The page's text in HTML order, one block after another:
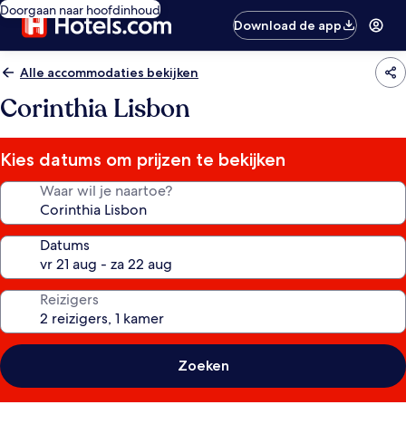
Doorgaan naar hoofdinhoud
Download de app
Alle accommodaties bekijken
Corinthia Lisbon
Kies datums om prijzen te bekijken
Waar wil je naartoe?
Datums
Reizigers
Zoeken